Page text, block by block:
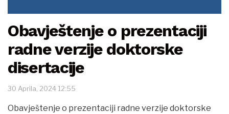
Obavještenje o prezentaciji
radne verzije doktorske
disertacije
30 Aprila, 2024 12:55
Obavještenje o prezentaciji radne verzije doktorske